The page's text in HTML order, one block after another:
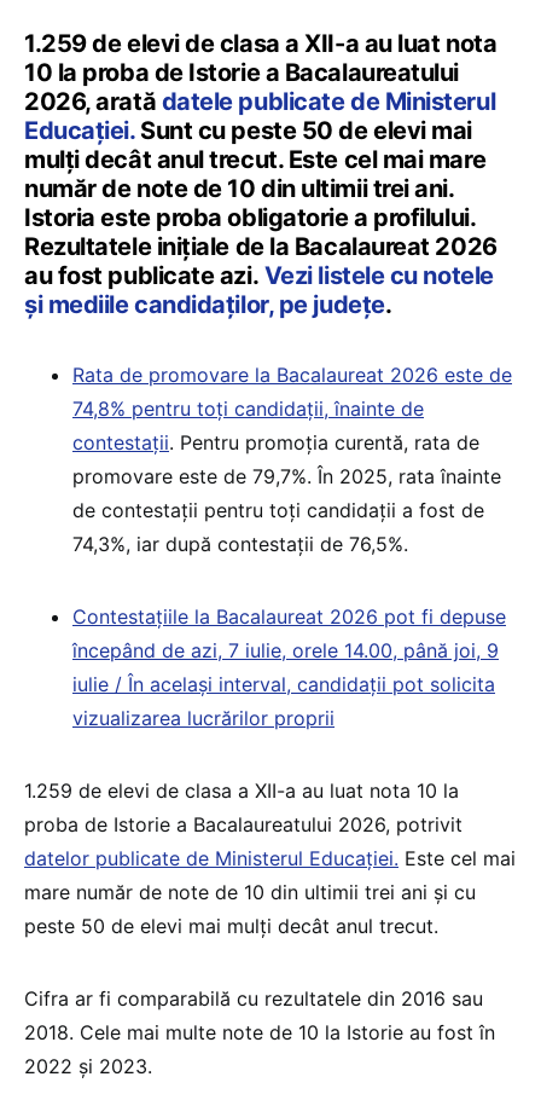
1.259 de elevi de clasa a XII-a au luat nota
10 la proba de Istorie a Bacalaureatului
2026, arată datele publicate de Ministerul
Educației.Sunt cu peste 50 de elevi mai
mulți decât anul trecut. Este cel mai mare
număr de note de 10 din ultimii trei ani.
Istoria este proba obligatorie a profilului.
Rezultatele inițiale de la Bacalaureat 2026
au fost publicate azi. Vezi listele cu notele
și mediile candidaților, pe județe.
Rata de promovare la Bacalaureat 2026 este de
74,8% pentru toți candidații, înainte de
contestații. Pentru promoția curentă, rata de
promovare este de 79,7%. În 2025, rata înainte
de contestații pentru toți candidații a fost de
74,3%, iar după contestații de 76,5%.
Contestațiile la Bacalaureat 2026 pot fi depuse
începând de azi, 7 iulie, orele 14.00, până joi, 9
iulie / În același interval, candidații pot solicita
vizualizarea lucrărilor proprii
1.259 de elevi de clasa a XII-a au luat nota 10 la
proba de Istorie a Bacalaureatului 2026, potrivit
datelor publicate de Ministerul Educației. Este cel mai
mare număr de note de 10 din ultimii trei ani și cu
peste 50 de elevi mai mulți decât anul trecut.
Cifra ar fi comparabilă cu rezultatele din 2016 sau
2018. Cele mai multe note de 10 la Istorie au fost în
2022 și 2023.